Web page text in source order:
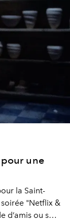
une
la Saint-
"Netflix &
d’amis ou sa